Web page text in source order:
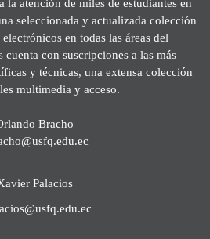
seleccionada y actualizada colección
en todas las áreas del
cuenta con suscripciones a las más
y técnicas, una extensa colección
multimedia y acceso.
Bracho
Palacios